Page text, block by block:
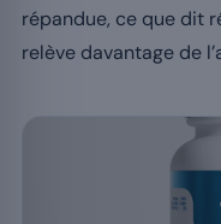
répandue, ce que dit
relève davantage de